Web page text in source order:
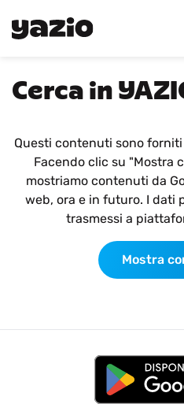
Cerca in
Questi contenuti sono
Facendo clic su "Mostra
mostriamo contenuti da
web, ora e in futuro. I dati
trasmessi a
Mostra